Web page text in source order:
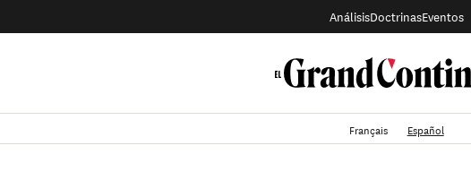
AnálisisDoctrinasEventos
Français Español